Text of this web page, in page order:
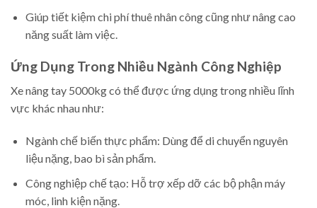
Giúp tiết kiệm chi phí thuê nhân công cũng như nâng cao
năng suất làm việc.
Ứng Dụng Trong Nhiều Ngành Công Nghiệp
Xe nâng tay 5000kg có thể được ứng dụng trong nhiều lĩnh
vực khác nhau như:
Ngành chế biến thực phẩm: Dùng để di chuyển nguyên
liệu nặng, bao bì sản phẩm.
Công nghiệp chế tạo: Hỗ trợ xếp dỡ các bộ phận máy
móc, linh kiện nặng.